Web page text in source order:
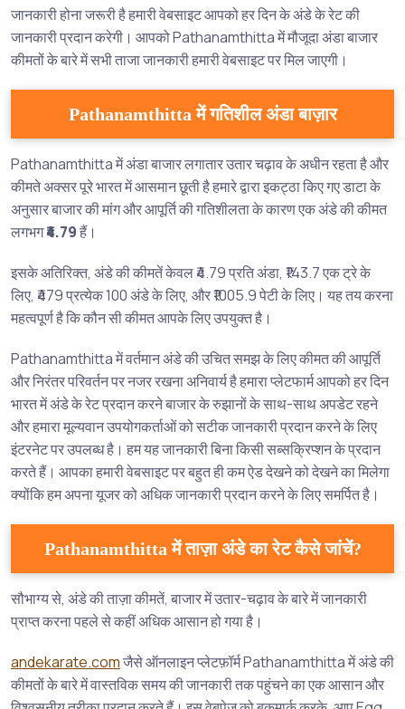
जानकारी होना जरूरी है हमारी वेबसाइट आपको हर दिन के अंडे के रेट की
जानकारी प्रदान करेगी। आपको Pathanamthitta में मौजूदा अंडा बाजार
कीमतों के बारे में सभी ताजा जानकारी हमारी वेबसाइट पर मिल जाएगी।
Pathanamthitta में गतिशील अंडा बाज़ार
Pathanamthitta में अंडा बाजार लगातार उतार चढ़ाव के अधीन रहता है और
कीमते अक्सर पूरे भारत में आसमान छूती है हमारे द्वारा इकट्ठा किए गए डाटा के
अनुसार बाजार की मांग और आपूर्ति की गतिशीलता के कारण एक अंडे की कीमत
लगभग₹4.79हैं।
इसके अतिरिक्त, अंडे की कीमतें केवल ₹4.79 प्रति अंडा, ₹143.7 एक ट्रे के
लिए, ₹479 प्रत्येक 100 अंडे के लिए, और ₹1005.9 पेटी के लिए। यह तय करना
महत्वपूर्ण है कि कौन सी कीमत आपके लिए उपयुक्त है।
Pathanamthitta में वर्तमान अंडे की उचित समझ के लिए कीमत की आपूर्ति
और निरंतर परिवर्तन पर नजर रखना अनिवार्य है हमारा प्लेटफार्म आपको हर दिन
भारत में अंडे के रेट प्रदान करने बाजार के रुझानों के साथ-साथ अपडेट रहने
और हमारा मूल्यवान उपयोगकर्ताओं को सटीक जानकारी प्रदान करने के लिए
इंटरनेट पर उपलब्ध है। हम यह जानकारी बिना किसी सब्सक्रिप्शन के प्रदान
करते हैं। आपका हमारी वेबसाइट पर बहुत ही कम ऐड देखने को देखने का मिलेगा
क्योंकि हम अपना यूजर को अधिक जानकारी प्रदान करने के लिए समर्पित है।
Pathanamthitta में ताज़ा अंडे का रेट कैसे जांचें?
सौभाग्य से, अंडे की ताज़ा कीमतें, बाजार में उतार-चढ़ाव के बारे में जानकारी
प्राप्त करना पहले से कहीं अधिक आसान हो गया है।
andekarate.comजैसे ऑनलाइन प्लेटफ़ॉर्म Pathanamthitta में अंडे की
कीमतों के बारे में वास्तविक समय की जानकारी तक पहुंचने का एक आसान और